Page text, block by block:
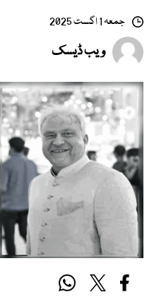
جمعہ 1 اگست 2025
ویب ڈیسک